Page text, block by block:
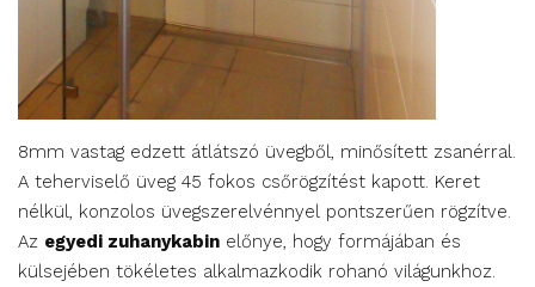
8mm vastag edzett átlátszó üvegből, minősített zsanérral.
A teherviselő üveg 45 fokos csőrögzítést kapott. Keret
nélkül, konzolos üvegszerelvénnyel pontszerűen rögzítve.
Az egyedi zuhanykabin előnye, hogy formájában és
külsejében tökéletes alkalmazkodik rohanó világunkhoz.